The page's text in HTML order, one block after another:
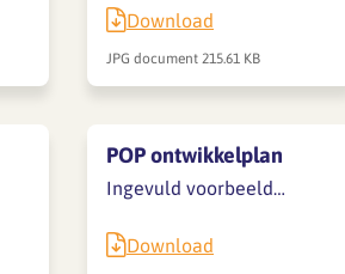
Download
JPG document 215.61 KB
POP ontwikkelplan
Ingevuld voorbeeld…
Download